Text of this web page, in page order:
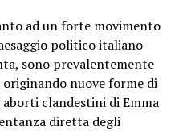
ad un forte movimento
politico italiano
sono prevalentemente
nuove forme di
clandestini di Emma
diretta degli